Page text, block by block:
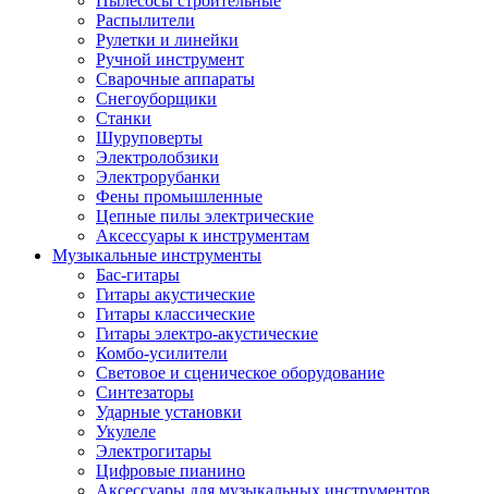
Распылители
Рулетки и линейки
Ручной инструмент
Сварочные аппараты
Снегоуборщики
Станки
Шуруповерты
Электролобзики
Электрорубанки
Фены промышленные
Цепные пилы электрические
Аксессуары к инструментам
Музыкальные инструменты
Бас-гитары
Гитары акустические
Гитары классические
Гитары электро-акустические
Комбо-усилители
Световое и сценическое оборудование
Синтезаторы
Ударные установки
Укулеле
Электрогитары
Цифровые пианино
Аксессуары для музыкальных инструментов